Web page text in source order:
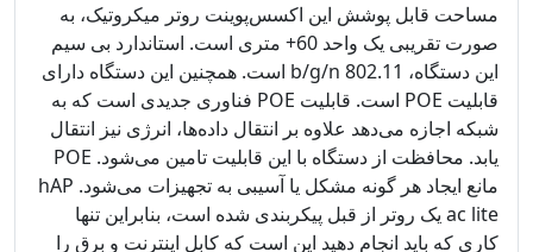
مساحت قابل پوشش این اکسس‌پوینت روتر میکروتیک، به
صورت تقریبی یک واحد 60+ متری است. استاندارد بی سیم
این دستگاه، b/g/n 802.11 است. همچنین این دستگاه دارای
قابلیت POE است. قابلیت POE فناوری جدیدی است که به
شبکه اجازه می‌دهد علاوه بر انتقال داده‌ها، انرژی نیز انتقال
یابد. محافظت از دستگاه با این قابلیت تامین می‌شود. POE
مانع ایجاد هر گونه مشکل یا آسیبی به تجهیزات می‌شود. hAP
ac lite یک روتر از قبل پیکربندی شده است، بنابراین تنها
کاری که باید انجام دهید این است که کابل اینترنت و برق را